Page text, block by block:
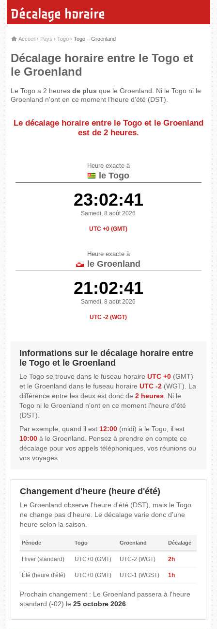
Décalage horaire
Accueil › Pays ›Togo ›Togo – Groenland
Décalage horaire entre le Togo et
le Groenland
Le Togo a 2 heuresde plus que le Groenland. Ni le Togo ni le
Groenland n'ont en ce moment l'heure d'été (DST).
Le décalage horaire entre le Togo et le Groenland
est de 2 heures.
Heure exacte à
le Togo
23:02:41
Samedi, 8 août 2026
UTC +0 (GMT)
Heure exacte à
le Groenland
21:02:41
Samedi, 8 août 2026
UTC -2 (WGT)
Informations sur le décalage horaire entre
le Togo et le Groenland
Le Togo se trouve dans le fuseau horaireUTC +0 (GMT)
et le Groenland dans le fuseau horaireUTC -2 (WGT). La
différence entre les deux est donc de2 heures. Ni le
Togo ni le Groenland n'ont en ce moment l'heure d'été
(DST).
Par exemple, quand il est12:00 (midi) à le Togo, il est
10:00 à le Groenland. Pensez à prendre en compte ce
décalage pour vos appels téléphoniques, vos réunions ou
vos voyages.
Changement d'heure (heure d'été)
Le Groenland observe l'heure d'été (DST), mais le Togo
ne change pas d'heure. Le décalage varie donc d'une
heure selon la saison.
Période Togo Groenland Décalage
Hiver (standard) UTC+0 (GMT) UTC-2 (WGT) 2h
Été (heure d'été) UTC+0 (GMT) UTC-1 (WGST) 1h
Prochain changement : Le Groenland passera à l'heure
standard (-02) le25 octobre 2026.